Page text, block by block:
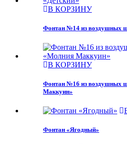
В КОРЗИНУ
Фонтан №14 из воздушных
В КОРЗИНУ
Фонтан №16 из воздушных
Маккуин»
Фонтан «Ягодный»